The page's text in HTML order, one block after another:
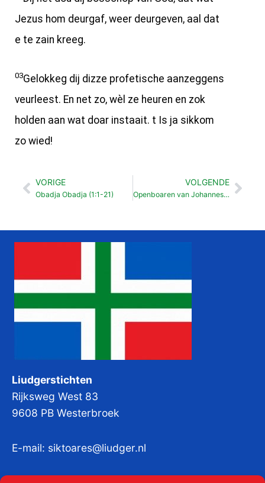
Jezus hom deurgaf, weer deurgeven, aal dat
e te zain kreeg.
03Gelokkeg dij dizze profetische aanzeggens
veurleest. En net zo, wèl ze heuren en zok
holden aan wat doar instaait. t Is ja sikkom
zo wied!
Vorige
VORIGE
Obadja Obadja (1:1-21)
VOLGENDE
Openboaren van Johannes groeten aan christengemaintes in Asia (1: 4- 8)
Liudgerstichten
Rijksweg West 83
9608 PB Westerbroek
E-mail: siktoares@liudger.nl